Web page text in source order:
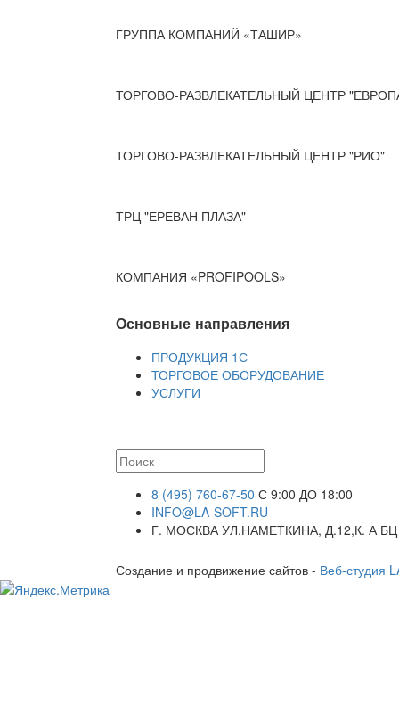
ГРУППА КОМПАНИЙ «ТАШИР»
ТОРГОВО-РАЗВЛЕКАТЕЛЬНЫЙ ЦЕНТР
ТОРГОВО-РАЗВЛЕКАТЕЛЬНЫЙ ЦЕНТР "РИО"
ТРЦ "ЕРЕВАН ПЛАЗА"
КОМПАНИЯ «PROFIPOOLS»
Основные направления
ПРОДУКЦИЯ 1С
ТОРГОВОЕ ОБОРУДОВАНИЕ
УСЛУГИ
8 (495) 760-67-50 С 9:00 ДО 18:00
INFO@LA-SOFT.RU
Г. МОСКВА УЛ.НАМЕТКИНА, Д.12,К. А
Создание и продвижение сайтов - Веб-студия